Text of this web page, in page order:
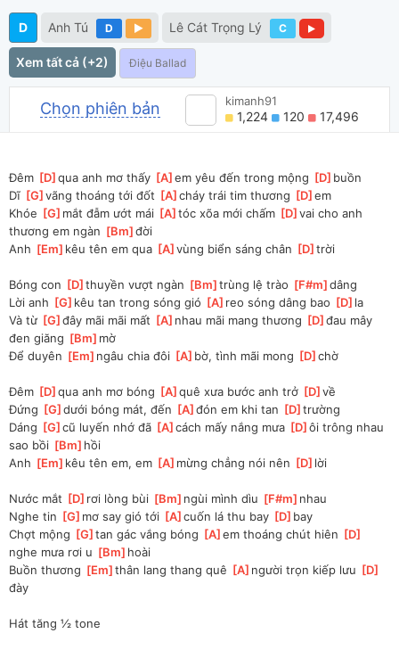
D Anh Tú D Lê Cát Trọng Lý C
Xem tất cả (+2) Điệu Ballad
Chọn phiên bản kimanh91
1,224 120 17,496
Đêm [D ]
qua anh mơ thấy [A ]
em yêu đến trong mộng [D ]buồn
Dĩ [G ]
vãng thoáng tới đốt [A ]
cháy trái tim thương [D ]
em
Khóe [G ]mắt đẫm ướt mái [A ]tóc xõa mới chấm [D ]
vai cho anh
thương em ngàn [Bm ]
đời
Anh [Em ]kêu tên em qua [A ]
vùng biển sáng chân [D ]trời
Bóng con [D ]thuyền vượt ngàn [Bm ]trùng lệ trào [F#m ]
dâng
Lời anh [G ]kêu tan trong sóng gió [A ]reo sóng dâng bao [D ]la
Và từ [G ]
đây mãi mãi mất [A ]nhau mãi mang thương [D ]
đau mây
đen giăng [Bm ]mờ
Để duyên [Em ]ngâu chia đôi [A ]bờ, tình mãi mong [D ]
chờ
Đêm [D ]
qua anh mơ bóng [A ]
quê xưa bước anh trở [D ]
về
Đứng [G ]
dưới bóng mát, đến [A ]
đón em khi tan [D ]trường
Dáng [G ]
cũ luyến nhớ đã [A ]
cách mấy nắng mưa [D ]
ôi trông nhau
sao bồi [Bm ]hồi
Anh [Em ]kêu tên em, em [A ]mừng chẳng nói nên [D ]lời
Nước mắt [D ]rơi lòng bùi [Bm ]ngùi mình dìu [F#m ]nhau
Nghe tin [G ]mơ say gió tới [A ]
cuốn lá thu bay [D ]bay
Chợt mộng [G ]tan gác vắng bóng [A ]
em thoáng chút hiên [D
nghe mưa rơi u [Bm ]hoài
Buồn thương [Em ]thân lang thang quê [A ]người trọn kiếp lưu [D
đày
Hát tăng ½ tone